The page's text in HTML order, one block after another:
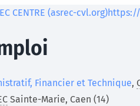
CENTRE (asrec-
Financier et Technique,
Sainte-Marie, Caen (14)